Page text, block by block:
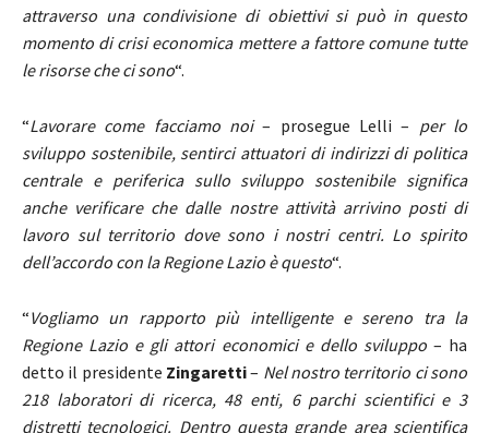
attraverso una condivisione di obiettivi si può in questo
momento di crisi economica mettere a fattore comune tutte
le risorse che ci sono“.
“Lavorare come facciamo noi– prosegue Lelli – per lo
sviluppo sostenibile, sentirci attuatori di indirizzi di politica
centrale e periferica sullo sviluppo sostenibile significa
anche verificare che dalle nostre attività arrivino posti di
lavoro sul territorio dove sono i nostri centri. Lo spirito
dell’accordo con la Regione Lazio è questo“.
“Vogliamo un rapporto più intelligente e sereno tra la
Regione Lazio e gli attori economici e dello sviluppo– ha
detto il presidente Zingaretti– Nel nostro territorio ci sono
218 laboratori di ricerca, 48 enti, 6 parchi scientifici e 3
distretti tecnologici. Dentro questa grande area scientifica